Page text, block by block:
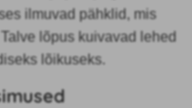
ilmuvad pähklid, mis
lõpus kuivavad lehed
lõikuseks.